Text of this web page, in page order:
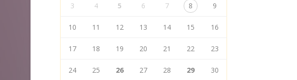
3 4 5 6 7 8 9
10 11 12 13 14 15 16
17 18 19 20 21 22 23
24 25 26 27 28 29 30